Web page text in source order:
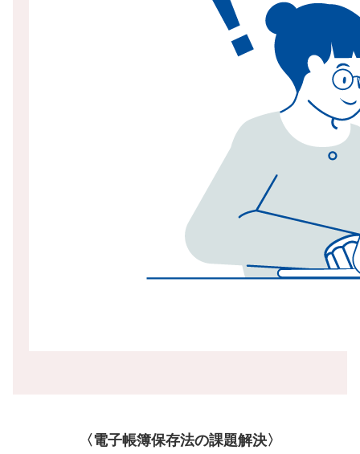
〈電子帳簿保存法の課題解決〉